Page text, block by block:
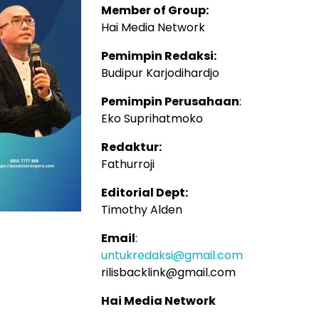
Member of Group:
Hai Media Network
Pemimpin Redaksi:
Budipur Karjodihardjo
Pemimpin Perusahaan:
Eko Suprihatmoko
Redaktur:
Fathurroji
Editorial Dept:
Timothy Alden
Email:
untukredaksi@gmail.com
rilisbacklink@gmail.com
Hai Media Network